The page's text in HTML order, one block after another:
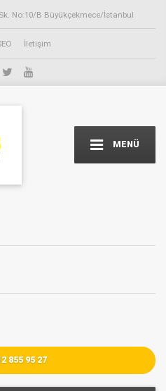
No:10/B Büyükçekmece/İstanbul
İletişim
MENÜ
855 95 27